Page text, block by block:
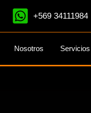
+569 34111984
Nosotros Servicios